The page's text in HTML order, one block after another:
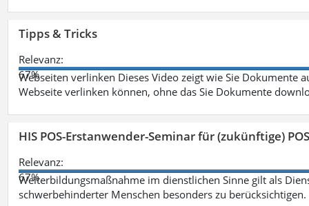
Tipps & Tricks
Relevanz:
67%
Webseiten verlinken Dieses Video zeigt wie Sie Dokumente
Webseite verlinken können, ohne das Sie Dokumente
HIS POS-Erstanwender-Seminar für (zukünftige)
Relevanz:
67%
Weiterbildungsmaßnahme im dienstlichen Sinne gilt als
schwerbehinderter Menschen besonders zu berücksichtigen.